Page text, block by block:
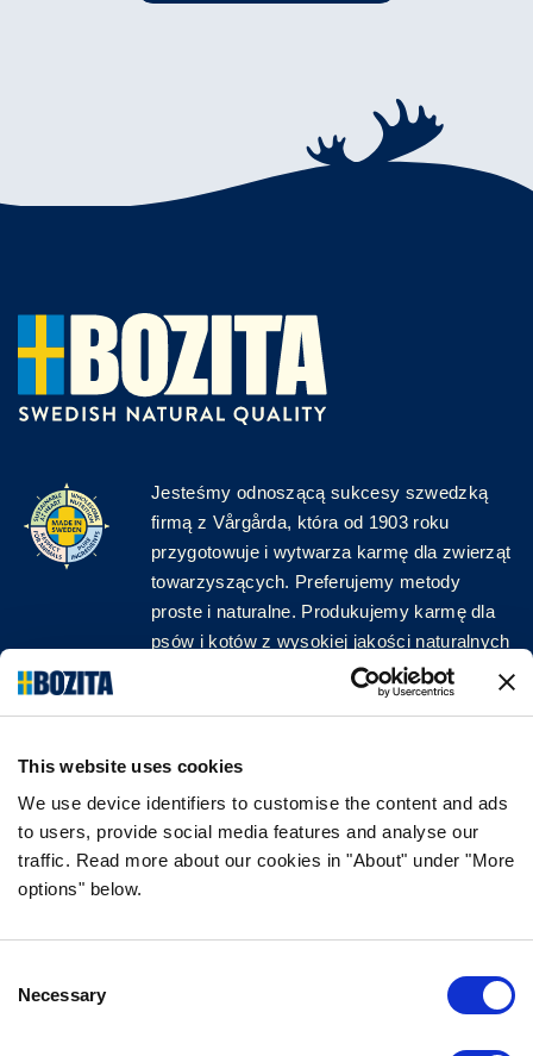
This website uses cookies
We use device identifiers to customise the content and ads
to users, provide social media features and analyse our
traffic. Read more about our cookies in "About" under "More
options" below.
Selection
Necessary
Jesteśmy odnoszącą sukcesy szwedzką
firmą z Vårgårda, która od 1903 roku
przygotowuje i wytwarza karmę dla zwierząt
towarzyszących. Preferujemy metody
proste i naturalne. Produkujemy karmę dla
psów i kotów z wysokiej jakości naturalnych
surowców, bez zbędnych dodatków!
ŚLEDŹ NAS W MEDIACH
INFORMACJA
GWARANCJA SMAKU